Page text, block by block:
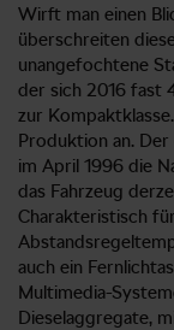
Wirft man einen
überschreiten
unangefochtene
der sich 2016 fast
zur
Produktion an.
im April 1996 die
das Fahrzeug
Charakteristisch
auch ein
Multimedia-
Dieselaggregate,